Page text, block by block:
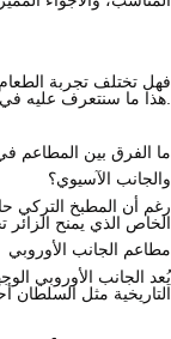
فهل تختلف تجربة
ما الفرق بين المطاعم
والجانب الآسيوي؟
رغم أن المطبخ التركي
الخاص الذي يمنح الزائر
مطاعم الجانب الأوروبي
يُعد الجانب الأوروبي
التاريخية مثل السلطان